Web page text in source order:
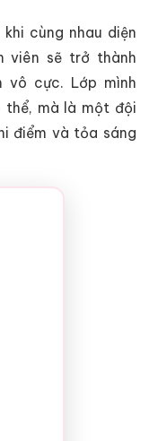
cùng nhau diện
viên sẽ trở thành
vô cực. Lớp mình
thể, mà là một đội
điểm và tỏa sáng